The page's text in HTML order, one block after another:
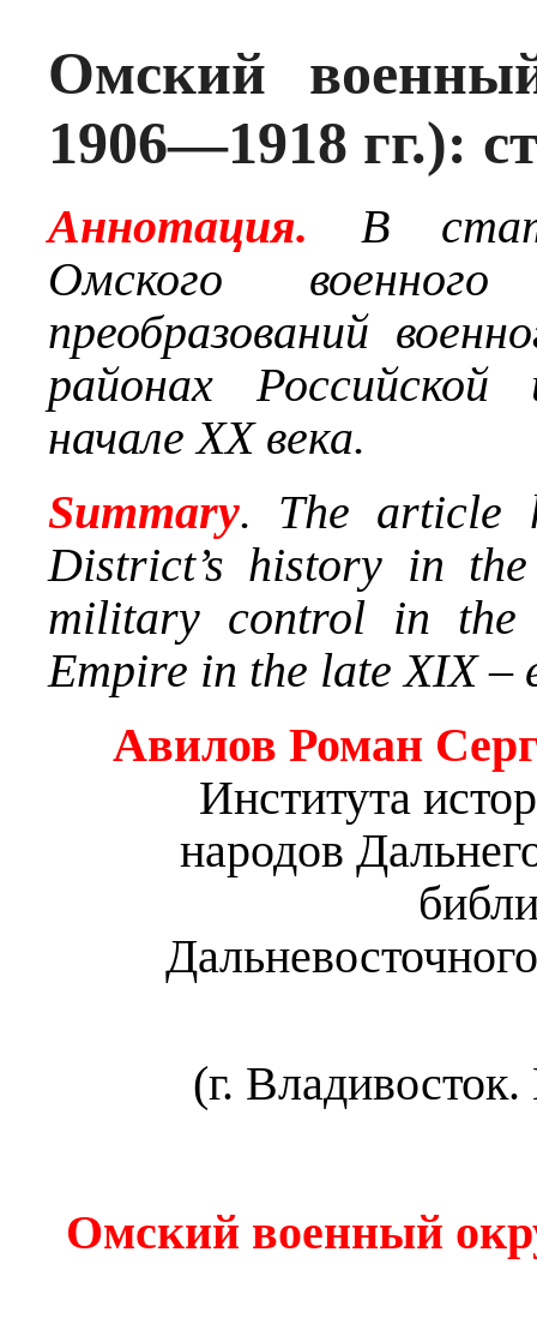
Омский
1906—1918 гг.):
Аннотация.
В
Омского
преобразований
районах
начале XX века.
Summary. The article
District’s history in
military control in the
Empire in the late XIX –
Авилов Роман
Института
народов
(г.
Омский военный